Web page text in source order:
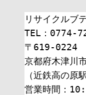
リサイクルブ
TEL：0774-
〒619-0224
京都府木津川
（近鉄高の原
営業時間：